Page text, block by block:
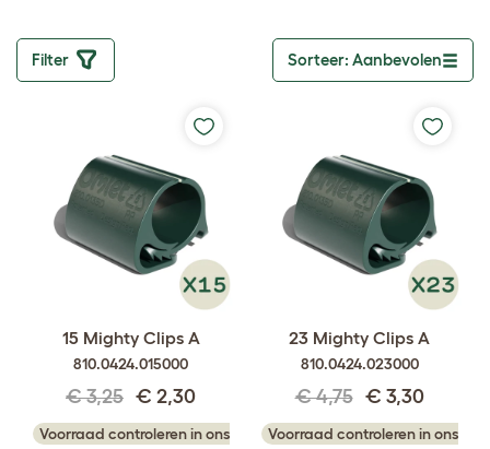
Filter Sorteer: Aanbevolen
Toggle
15 Mighty Clips A
810.0424.015000
€ 3,25 € 2,30
Voorraad controleren in ons
23 Mighty Clips A
810.0424.023000
€ 4,75 € 3,30
Voorraad controleren in ons